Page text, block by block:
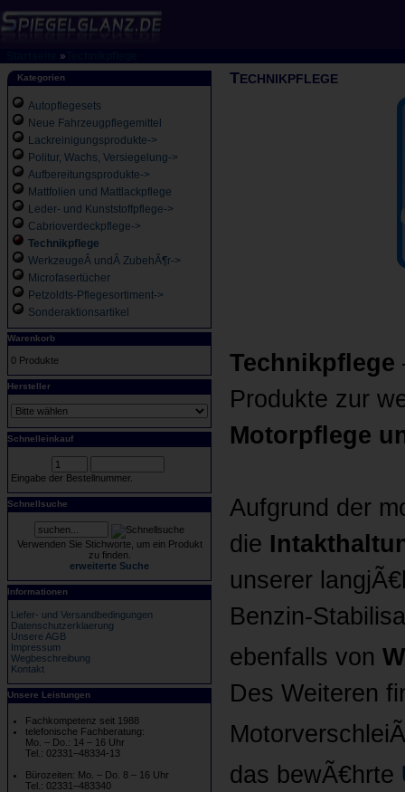
»
Kategorien
Autopflegesets
Neue Fahrzeugpflegemittel
Lackreinigungsprodukte->
Politur, Wachs, Versiegelung->
Aufbereitungsprodukte->
Mattfolien und Mattlackpflege
Leder- und Kunststoffpflege->
Cabrioverdeckpflege->
Technikpflege
WerkzeugeÂ undÂ ZubehÃ¶r->
Microfasertücher
Petzoldts-Pflegesortiment->
Sonderaktionsartikel
Warenkorb
0 Produkte
Hersteller
Schnelleinkauf
Eingabe der Bestellnummer.
Schnellsuche
Verwenden Sie Stichworte, um ein Produkt
zu finden.
erweiterte Suche
Informationen
Liefer- und Versandbedingungen
Datenschutzerklaerung
Unsere AGB
Impressum
Wegbeschreibung
Kontakt
Unsere Leistungen
Fachkompetenz seit 1988
telefonische Fachberatung:
Mo. – Do.: 14 – 16 Uhr
Tel.: 02331–48334-13
Bürozeiten: Mo. – Do. 8 – 16 Uhr
Tel.: 02331–483340
TECHNIKPFLEGE
Technikpflege
Produkte zur
Motorpflege
Aufgrund der
die
unserer
Benzin-
ebenfalls von
Des Weiteren
das bewÃ€hrte